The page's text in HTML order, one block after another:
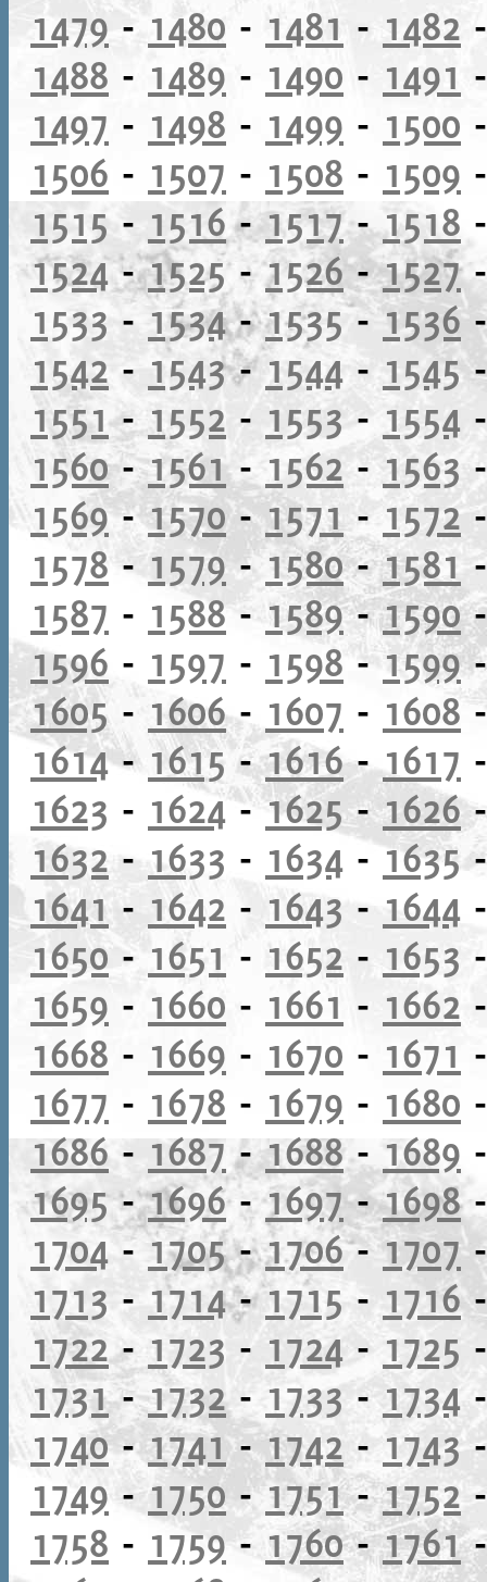
1479- 1480 - 1481 - 1482
1488 - 1489 - 1490 - 1491
1497 - 1498 - 1499 - 1500
1506 - 1507 - 1508 - 1509
1515 - 1516-1517-1518
1524-1525-1526-1527
1533 - 1534-1535-1536
1542 - 1543- 1544- 1545
1551-1552 - 1553- 1554
1560-1561-1562-1563
1569-1570-1571 -1572
1578- 1579-1580-1581
1587 - 1588-1589-1590
1596 - 1597 - 1598-1599
1605 - 1606- 1607 - 1608
1614- 1615-1616-1617
1623 - 1624-1625-1626
1632- 1633 - 1634 -1635
1641- 1642 - 1643 - 1644
1650-1651 - 1652 - 1653
1659 - 1660 - 1661 - 1662
1668 - 1669 - 1670 - 1671
1677 - 1678 - 1679 - 1680
1686- 1687-1688- 1689
1695-1696-1697-1698
1704 -1705-1706-1707
1713 - 1714-1715 - 1716
1722- 1723 - 1724 - 1725
1731-1732-1733-1734
1740-1741-1742 -1743
1749 -1750 -1751-1752
1758 - 1759-1760-1761